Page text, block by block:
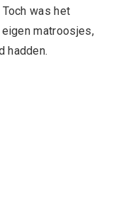
was het
matroosjes,
hadden.